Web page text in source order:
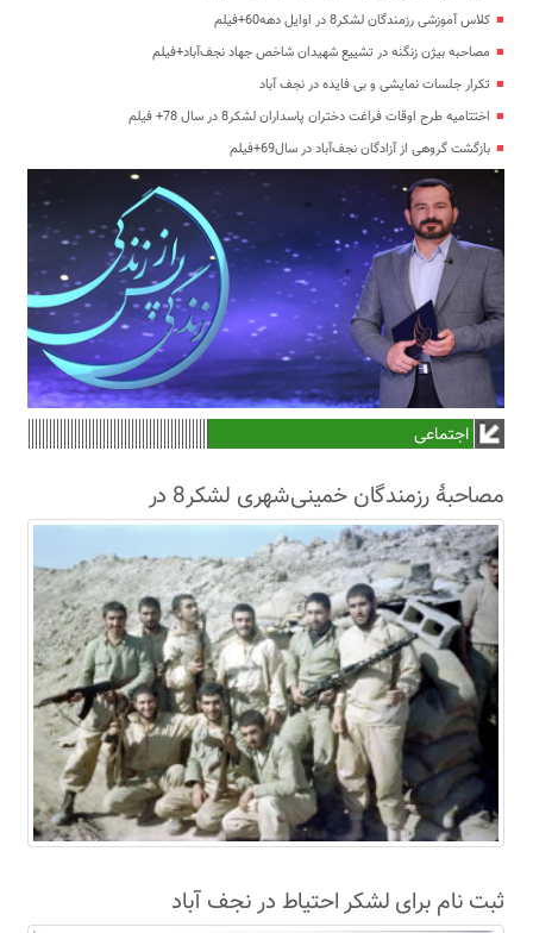
کلاس آموزشی رزمندگان لشکر8 در اوایل دهه60+فیلم
مصاحبه بیژن زنگنه در تشییع شهیدان شاخص جهاد نجف‌آباد+فیلم
تکرار جلسات نمایشی و بی فایده در نجف آباد
اختتامیه طرح اوقات فراغت دختران پاسداران لشکر8 در سال 78+ فیلم
بازگشت گروهی از آزادگان نجف‌آباد در سال69+فیلم
اجتماعی
مصاحبۀ رزمندگان خمینی‌شهری لشکر8 در
سال63+فیلم
ثبت نام برای لشکر احتیاط در نجف آباد